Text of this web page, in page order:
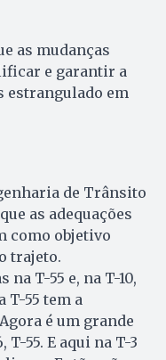
as mudanças
e garantir a
estrangulado em
de Trânsito
as adequações
como objetivo
trajeto.
T-55 e, na T-10,
T-55 tem a
é um grande
T-55. E aqui na T-3